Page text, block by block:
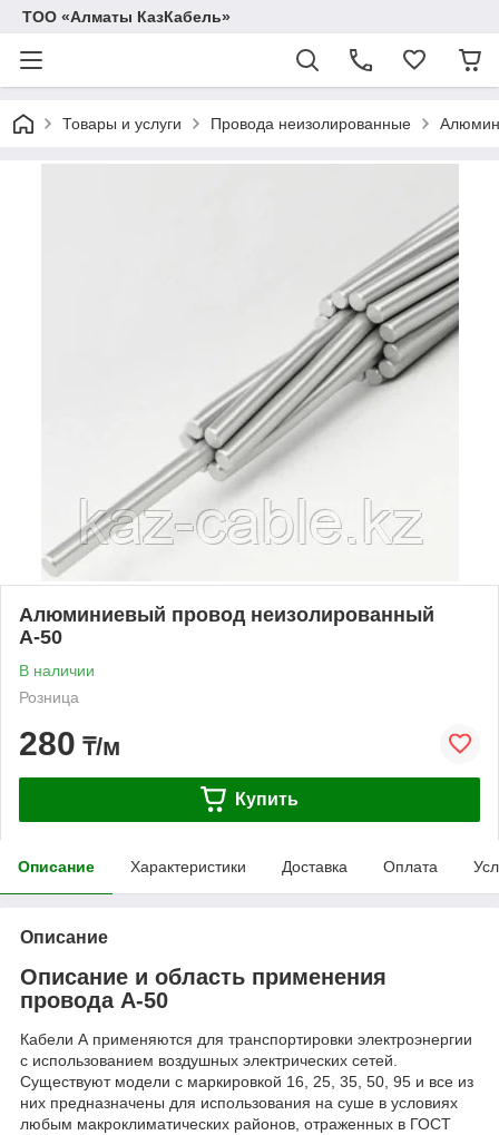
ТОО «Алматы КазКабель»
Товары и услуги Провода неизолированные
Алюминиевый провод неизолированный
А-50
В наличии
Розница
280 ₸/м
Купить
Описание Характеристики Доставка Оплата
Описание
Описание и область применения
провода А-50
Кабели А применяются для транспортировки электроэнергии
с использованием воздушных электрических сетей.
Существуют модели с маркировкой 16, 25, 35, 50, 95 и все из
них предназначены для использования на суше в условиях
любым макроклиматических районов, отраженных в ГОСТ